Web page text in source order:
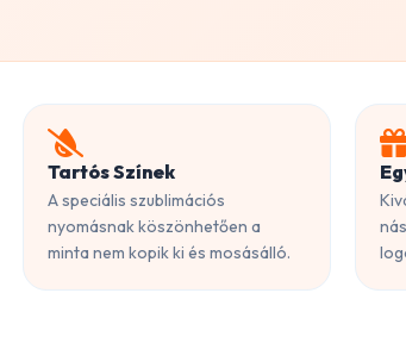
Tartós Színek
A speciális szublimációs
nyomásnak köszönhetően a
minta nem kopik ki és mosásálló.